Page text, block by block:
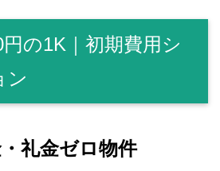
の1K｜初期費用シ
ン
礼金ゼロ物件